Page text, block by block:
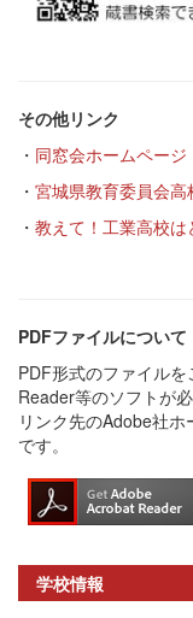
その他リンク
・ 同窓会ホームページ
・ 宮城県教育委員会高
・ 教えて！工業高校は
PDFファイルについて
PDF形式のファイル
Reader等のソフトが必
リンク先のAdobe社
です。
学校情報